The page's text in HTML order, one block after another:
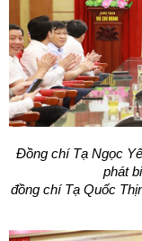
Đồng chí Tạ Ngọc
phát
đồng chí Tạ Quốc